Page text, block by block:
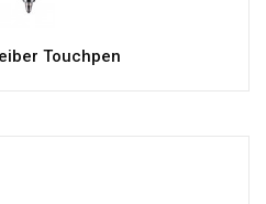
Touchpen